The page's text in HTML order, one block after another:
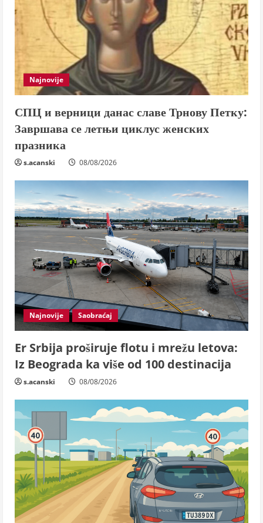
Najnovije
СПЦ и верници данас славе Трнову Петку:
Завршава се летњи циклус женских
празника
s.acanski 08/08/2026
Najnovije Saobraćaj
Er Srbija proširuje flotu i mrežu letova:
Iz Beograda ka više od 100 destinacija
s.acanski 08/08/2026